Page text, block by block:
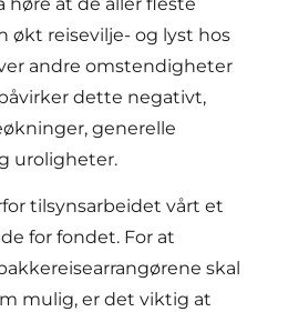
økt reisevilje- og lyst hos
andre omstendigheter
dette negativt,
generelle
uroligheter.
tilsynsarbeidet vårt et
for fondet. For at
skal
mulig, er det viktig at